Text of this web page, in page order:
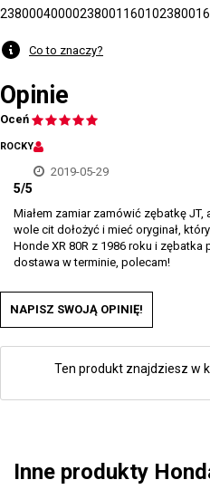
2380004000023800116010
Co to znaczy?
Opinie
Oceń
ROCKY
2019-05-29
5/5
Miałem zamiar zamówić zębatkę JT,
wole cit dołożyć i mieć oryginał,
Honde XR 80R z 1986 roku i
dostawa w terminie, polecam!
NAPISZ SWOJĄ OPINIĘ!
Ten produkt znajdziesz w
Inne produkty